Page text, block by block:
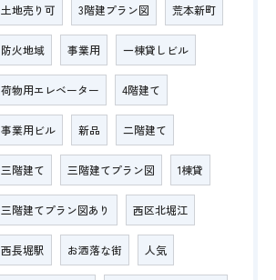
土地売り可 3階建プラン図 荒本新町
防火地域 事業用 一棟貸しビル
荷物用エレベーター 4階建て
事業用ビル 新品 二階建て
三階建て 三階建てプラン図 1棟貸
三階建てプラン図あり 西区北堀江
西長堀駅 お洒落な街 人気